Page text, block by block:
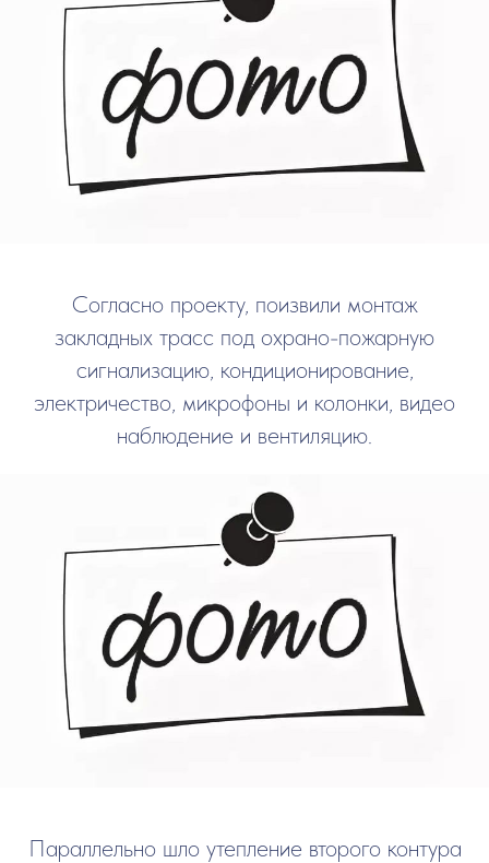
Согласно проекту, поизвили монтаж
закладных трасс под охрано-пожарную
сигнализацию, кондиционирование,
электричество, микрофоны и колонки, видео
наблюдение и вентиляцию.
Параллельно шло утепление второго контура